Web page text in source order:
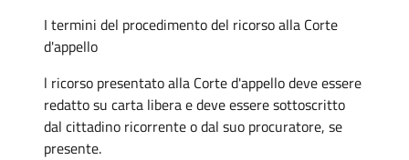
I termini del procedimento del ricorso alla Corte
d'appello
l ricorso presentato alla Corte d'appello deve essere
redatto su carta libera e deve essere sottoscritto
dal cittadino ricorrente o dal suo procuratore, se
presente.